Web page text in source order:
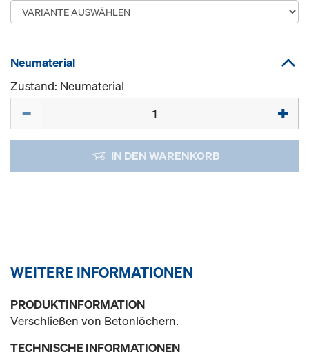
Neumaterial
Zustand: Neumaterial
IN DEN WARENKORB
WEITERE INFORMATIONEN
PRODUKTINFORMATION
Verschließen von Betonlöchern.
TECHNISCHE INFORMATIONEN